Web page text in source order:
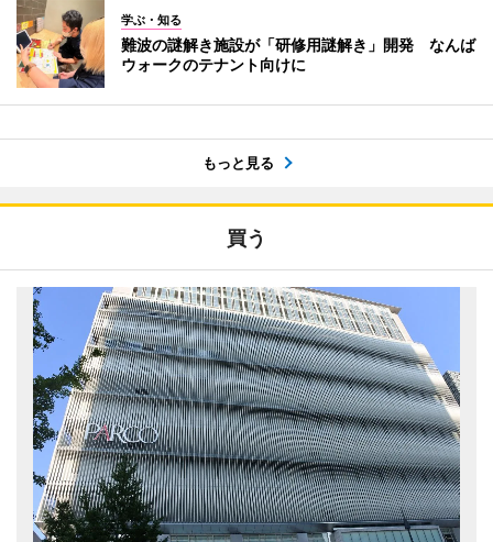
学ぶ・知る
難波の謎解き施設が「研修用謎解き」開発 なんば
ウォークのテナント向けに
もっと見る
買う